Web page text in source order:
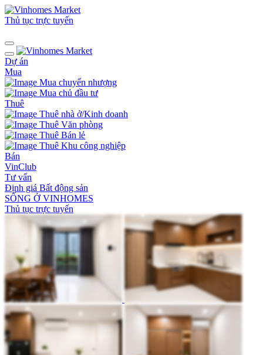
Thủ tục trực tuyến
Dự án
Mua
Mua chuyển nhượng
Mua chủ đầu tư
Thuê
Thuê nhà ở/Kinh doanh
Thuê Văn phòng
Thuê Bán lẻ
Thuê Khu công nghiệp
Bán
VinClub
Tư vấn
Định giá Bất động sản
SỐNG Ở VINHOMES
Thủ tục trực tuyến